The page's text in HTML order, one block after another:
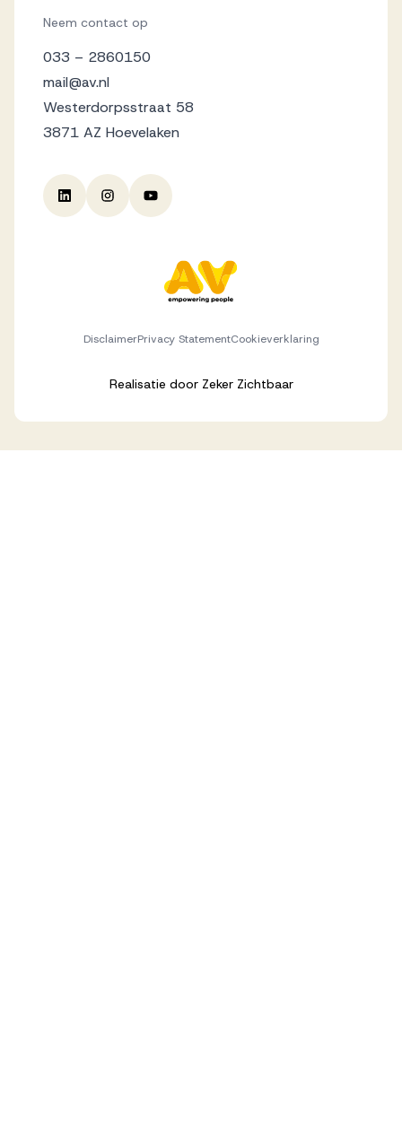
Neem contact op
033 – 2860150
mail@av.nl
Westerdorpsstraat 58
3871 AZ Hoevelaken
DisclaimerPrivacy StatementCookieverklaring
Realisatie door Zeker Zichtbaar